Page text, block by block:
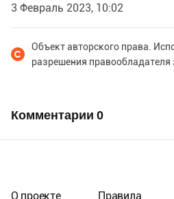
3 Февраль 2023, 10:02
Объект авторского права.
разрешения правообладателя
Комментарии 0
О проекте Правила